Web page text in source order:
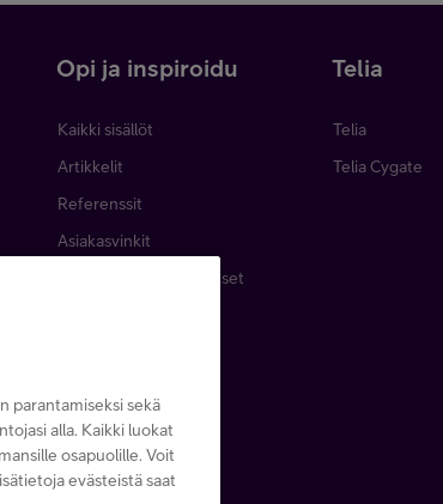
Opi ja inspiroidu
Kaikki sisällöt
Artikkelit
Referenssit
Asiakasvinkit
Webinaarit ja koulutukset
Telia
Telia
Telia Cygate
parantamiseksi sekä
alla. Kaikki luokat
osapuolille. Voit
evästeistä saat